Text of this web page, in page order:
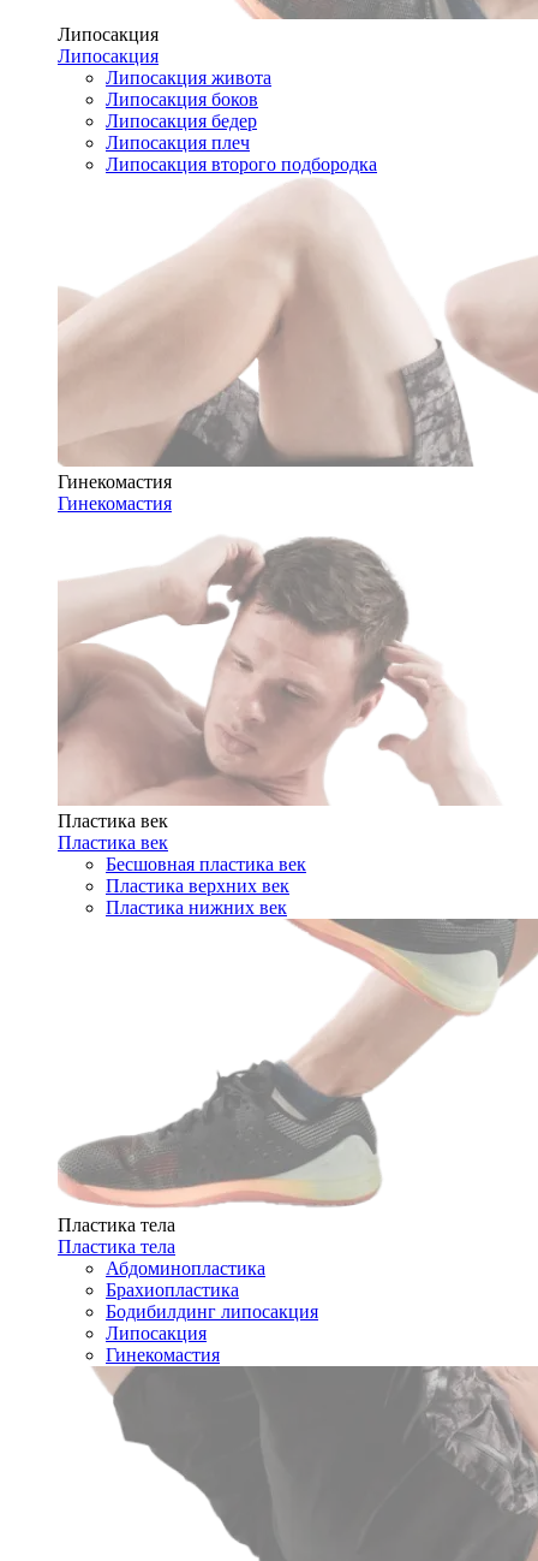
Липосакция
Липосакция
Липосакция живота
Липосакция боков
Липосакция бедер
Липосакция плеч
Липосакция второго подбородка
Гинекомастия
Гинекомастия
Пластика век
Пластика век
Бесшовная пластика век
Пластика верхних век
Пластика нижних век
Пластика тела
Пластика тела
Абдоминопластика
Брахиопластика
Бодибилдинг липосакция
Липосакция
Гинекомастия